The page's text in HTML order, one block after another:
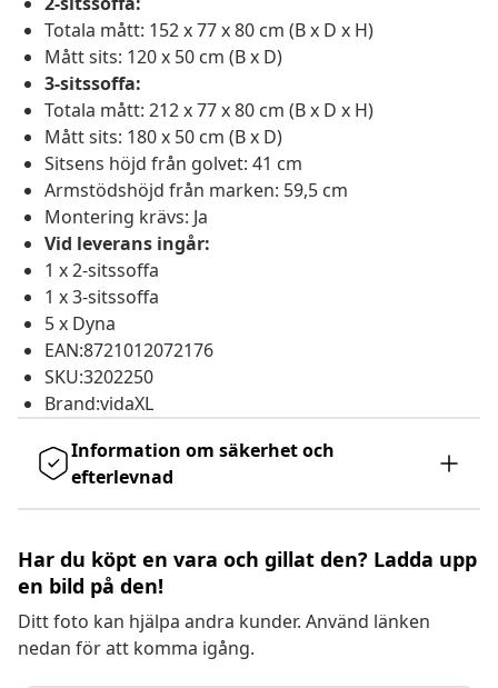
Totala mått: 152 x 77 x 80 cm (B x D x H)
Mått sits: 120 x 50 cm (B x D)
3-sitssoffa:
Totala mått: 212 x 77 x 80 cm (B x D x H)
Mått sits: 180 x 50 cm (B x D)
Sitsens höjd från golvet: 41 cm
Armstödshöjd från marken: 59,5 cm
Montering krävs: Ja
Vid leverans ingår:
1 x 2-sitssoffa
1 x 3-sitssoffa
5 x Dyna
EAN:8721012072176
SKU:3202250
Brand:vidaXL
Information om säkerhet och
efterlevnad
Har du köpt en vara och gillat den? Ladda upp
en bild på den!
Ditt foto kan hjälpa andra kunder. Använd länken
nedan för att komma igång.